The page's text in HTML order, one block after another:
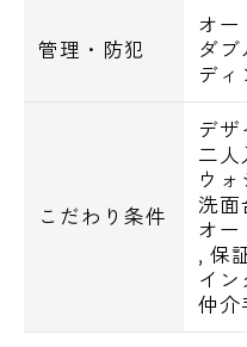
ジョナサン 菊川店5
セブン-イレブン 墨
オーケー 住吉店5分
ファミリーマート
ライフ 菊川店9分
■学校
管理・防犯
オー
ダ
デ
こだわり条件
デ
二人
ウ
洗面
オー
,保
イ
仲介
メールでお問い合
お